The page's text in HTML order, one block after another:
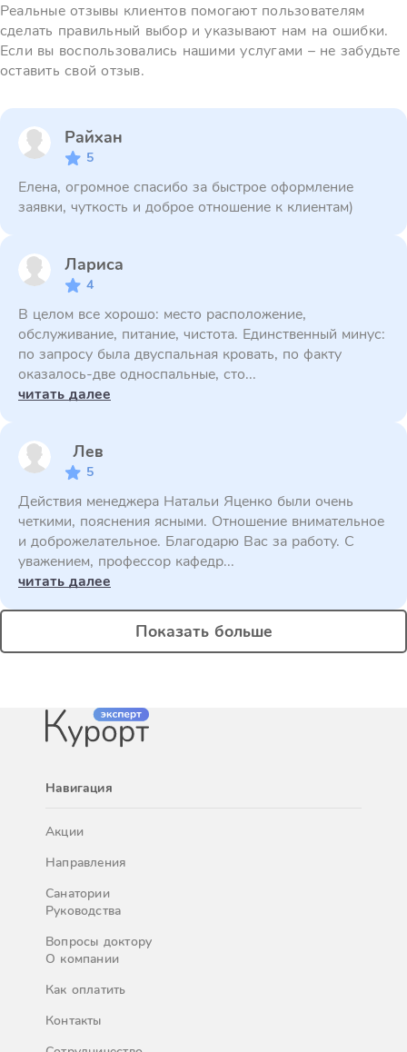
Реальные отзывы клиентов помогают пользователям
сделать правильный выбор и указывают нам на ошибки.
Если вы воспользовались нашими услугами – не забудьте
оставить свой отзыв.
Райхан
5
Елена, огромное спасибо за быстрое оформление
заявки, чуткость и доброе отношение к клиентам)
Лариса
4
В целом все хорошо: место расположение,
обслуживание, питание, чистота. Единственный минус:
по запросу была двуспальная кровать, по факту
оказалось-две односпальные, сто...
читать далее
Лев
5
Действия менеджера Натальи Яценко были очень
четкими, пояснения ясными. Отношение внимательное
и доброжелательное. Благодарю Вас за работу. С
уважением, профессор кафедр...
читать далее
Показать больше
Навигация
Акции
Направления
Санатории
Руководства
Вопросы доктору
О компании
Как оплатить
Контакты